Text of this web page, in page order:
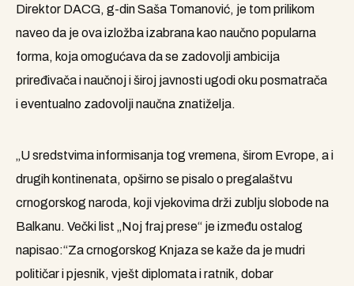
Direktor DACG, g-din Saša Tomanović, je tom prilikom
naveo da je ova izložba izabrana kao naučno popularna
forma, koja omogućava da se zadovolji ambicija
priređivača i naučnoj i široj javnosti ugodi oku posmatrača
i eventualno zadovolji naučna znatiželja.
„U sredstvima informisanja tog vremena, širom Evrope, a i
drugih kontinenata, opširno se pisalo o pregalaštvu
crnogorskog naroda, koji vjekovima drži zublju slobode na
Balkanu. Večki list „Noj fraj prese“ je između ostalog
napisao:“Za crnogorskog Knjaza se kaže da je mudri
političar i pjesnik, vješt diplomata i ratnik, dobar